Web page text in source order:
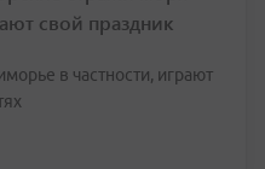
свой праздник
в частности, играют